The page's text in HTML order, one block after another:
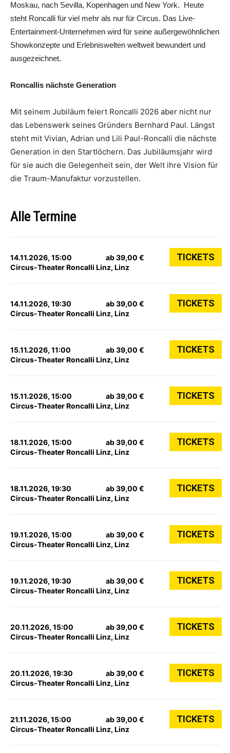
Moskau, nach Sevilla, Kopenhagen und New York. Heute
steht Roncalli für viel mehr als nur für Circus. Das Live-
Entertainment-Unternehmen wird für seine außergewöhnlichen
Showkonzepte und Erlebniswelten weltweit bewundert und
ausgezeichnet.
Roncallis nächste Generation
Mit seinem Jubiläum feiert Roncalli 2026 aber nicht nur
das Lebenswerk seines Gründers Bernhard Paul. Längst
steht mit Vivian, Adrian und Lili Paul-Roncalli die nächste
Generation in den Startlöchern. Das Jubiläumsjahr wird
für sie auch die Gelegenheit sein, der Welt ihre Vision für
die Traum-Manufaktur vorzustellen.
Alle Termine
14.11.2026, 15:00
Circus-Theater Roncalli Linz, Linz
ab 39,00 € TICKETS
14.11.2026, 19:30
Circus-Theater Roncalli Linz, Linz
ab 39,00 € TICKETS
15.11.2026, 11:00
Circus-Theater Roncalli Linz, Linz
ab 39,00 € TICKETS
15.11.2026, 15:00
Circus-Theater Roncalli Linz, Linz
ab 39,00 € TICKETS
18.11.2026, 15:00
Circus-Theater Roncalli Linz, Linz
ab 39,00 € TICKETS
18.11.2026, 19:30
Circus-Theater Roncalli Linz, Linz
ab 39,00 € TICKETS
19.11.2026, 15:00
Circus-Theater Roncalli Linz, Linz
ab 39,00 € TICKETS
19.11.2026, 19:30
Circus-Theater Roncalli Linz, Linz
ab 39,00 € TICKETS
20.11.2026, 15:00
Circus-Theater Roncalli Linz, Linz
ab 39,00 € TICKETS
20.11.2026, 19:30
Circus-Theater Roncalli Linz, Linz
ab 39,00 € TICKETS
21.11.2026, 15:00
Circus-Theater Roncalli Linz, Linz
ab 39,00 € TICKETS